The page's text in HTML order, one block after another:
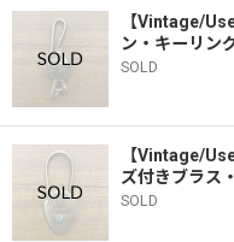
【Vintage/
ン・キーリン
SOLD
【Vintage/
ズ付きブラス
SOLD